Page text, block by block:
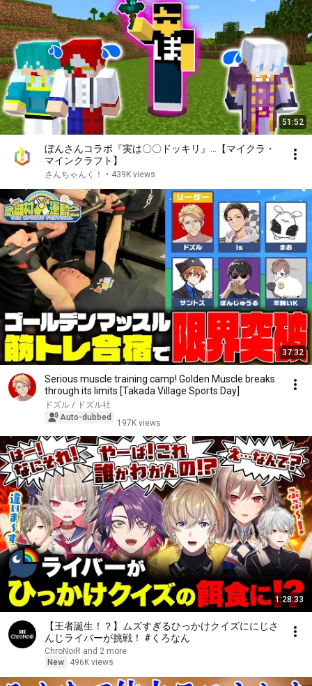
51:52
ぼんさんコラボ『実は〇〇ドッキリ』…【マイクラ・
マインクラフト】
さんちゃんく！ • 439K views
37:32
Serious muscle training camp! Golden Muscle breaks
through its limits [Takada Village Sports Day]
ドズル / ドズル社
Auto-dubbed
197K views
1:28:33
【王者誕生！？】ムズすぎるひっかけクイズににじさ
んじライバーが挑戦！ #くろなん
ChroNoiR and 2 more
New
496K views